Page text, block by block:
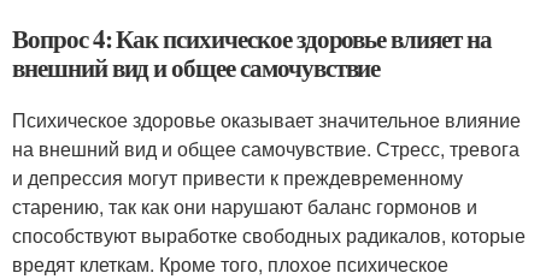
Вопрос 4: Как психическое здоровье влияет на
внешний вид и общее самочувствие
Психическое здоровье оказывает значительное влияние
на внешний вид и общее самочувствие. Стресс, тревога
и депрессия могут привести к преждевременному
старению, так как они нарушают баланс гормонов и
способствуют выработке свободных радикалов, которые
вредят клеткам. Кроме того, плохое психическое